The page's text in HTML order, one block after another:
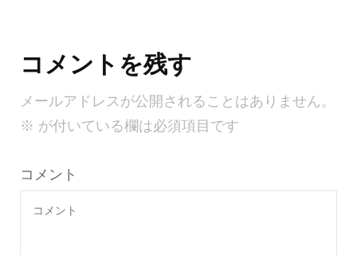
コメントを残す
メールアドレスが公開されることはありません。
※ が付いている欄は必須項目です
コメント